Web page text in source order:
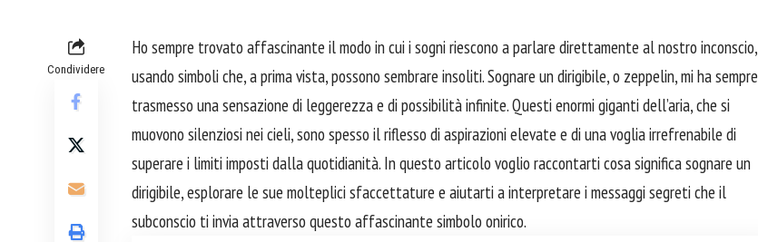
Condividere
Ho sempre trovato affascinante il modo in cui i sogni riescono a parlare direttamente al nostro inconscio,
usando simboli che, a prima vista, possono sembrare insoliti.Sognare un dirigibile, o zeppelin, mi ha sempre
trasmesso una sensazione di leggerezza e di possibilità infinite. Questi enormi giganti dell’aria, che si
muovono silenziosi nei cieli, sono spesso il riflesso di aspirazioni elevate e di una voglia irrefrenabile di
superare i limiti imposti dalla quotidianità. In questo articolo voglio raccontarti cosa significa sognare un
dirigibile, esplorare le sue molteplici sfaccettature e aiutarti a interpretare i messaggi segreti che il
subconscio ti invia attraverso questo affascinante simbolo onirico.